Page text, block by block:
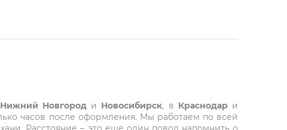
Нижний Новгород и Новосибирск, в Краснодари
часов после оформления. Мы работаем по всей